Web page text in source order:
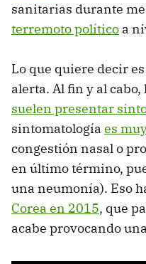
sanitarias durante
terremoto político a
Lo que quiere decir
alerta. Al fin y al
suelen presentar
sintomatología es
congestión nasal o
en último término,
una neumonía). Eso
Corea en 2015, que
acabe provocando